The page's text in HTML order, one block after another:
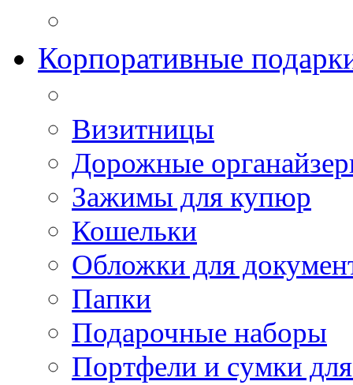
Корпоративные
Визитницы
Дорожные
Зажимы для купюр
Кошельки
Обложки для
Папки
Подарочные наборы
Портфели и сумки